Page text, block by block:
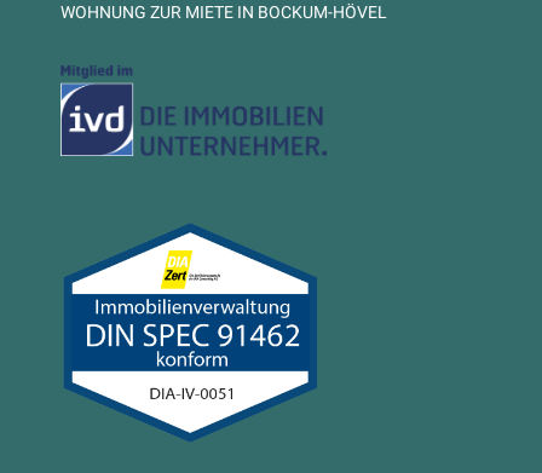
WOHNUNG ZUR MIETE IN BOCKUM-HÖVEL